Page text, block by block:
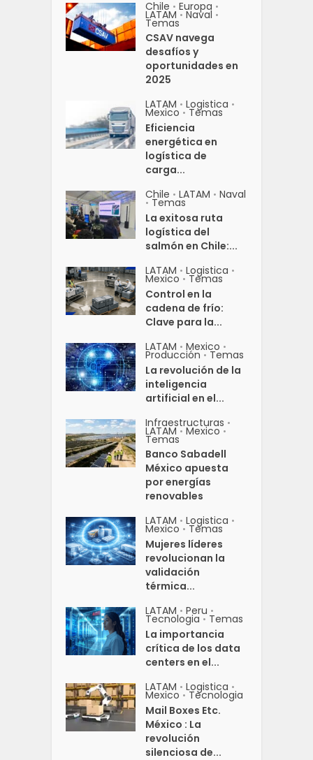
Chile • Europa •
LATAM • Naval •
Temas
CSAV navega
desafíos y
oportunidades en
2025
LATAM • Logistica •
Mexico • Temas
Eficiencia
energética en
logística de
carga...
Chile • LATAM • Naval
• Temas
La exitosa ruta
logística del
salmón en Chile:...
LATAM • Logistica •
Mexico • Temas
Control en la
cadena de frío:
Clave para la...
LATAM • Mexico •
Producción • Temas
La revolución de la
inteligencia
artificial en el...
Infraestructuras •
LATAM • Mexico •
Temas
Banco Sabadell
México apuesta
por energías
renovables
LATAM • Logistica •
Mexico • Temas
Mujeres líderes
revolucionan la
validación
térmica...
LATAM • Peru •
Tecnologia • Temas
La importancia
crítica de los data
centers en el...
LATAM • Logistica •
Mexico • Tecnologia
Mail Boxes Etc.
México : La
revolución
silenciosa de...